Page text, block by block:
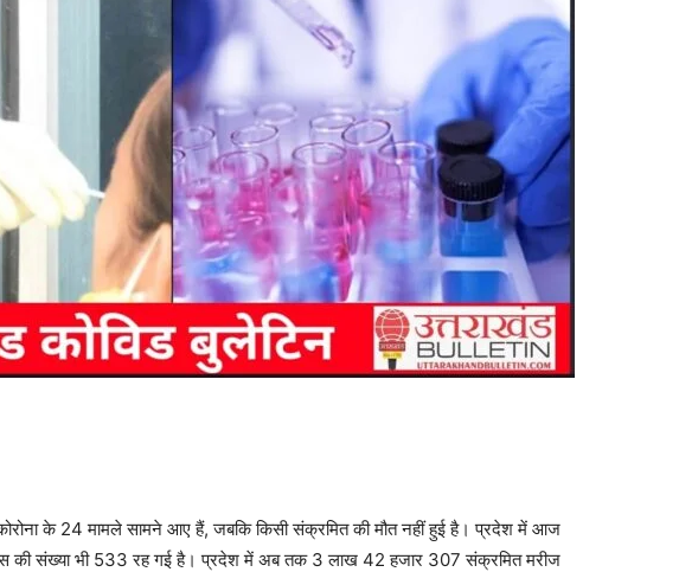
के 24 मामले सामने आए हैं, जबकि किसी संक्रमित की मौत नहीं हुई है। प्रदेश में आज
की संख्या भी 533 रह गई है। प्रदेश में अब तक 3 लाख 42 हजार 307 संक्रमित मरीज